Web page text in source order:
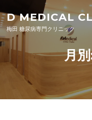
Skip to content
D MEDICAL
梅田 糖尿病専門クリニック
月